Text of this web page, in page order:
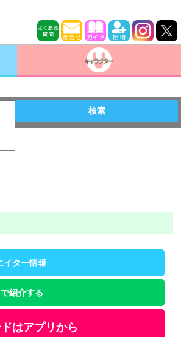
検索
イター情報
紹介する
はアプリから